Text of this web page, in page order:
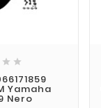
 
Yamaha
Nero